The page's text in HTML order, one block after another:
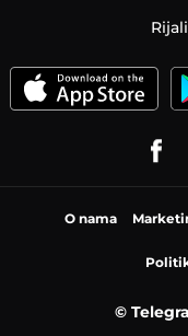
O nama
©